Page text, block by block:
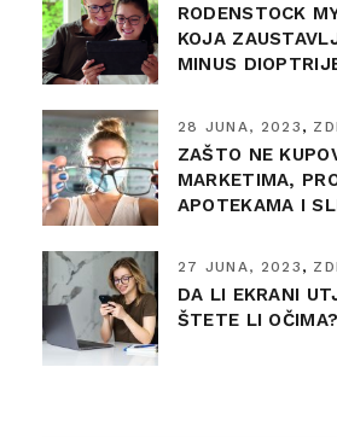
RODENSTOCK
KOJA
MINUS
28 JUNA, 2023
ZAŠTO NE
MARKETIMA,
APOTEKAMA I
27 JUNA, 2023
DA LI EKRANI
ŠTETE LI OČIMA?